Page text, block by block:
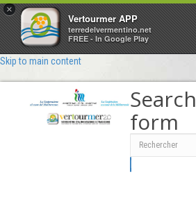
×
Vertourmer APP
terredelvermentino.net
FREE - In Google Play
Skip to main content
Search
form